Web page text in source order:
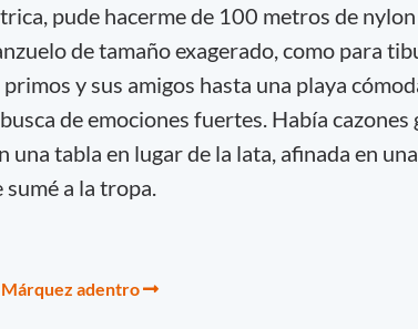
pude hacerme de 100 metros de
de tamaño exagerado, como para
y sus amigos hasta una playa
de emociones fuertes. Había cazones
una tabla en lugar de la lata, afinada en
sumé a la tropa.
adentro